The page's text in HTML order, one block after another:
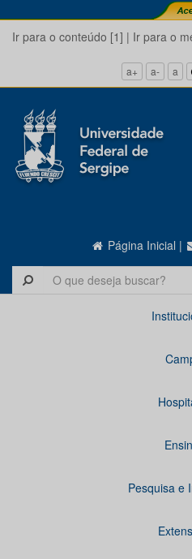
Ir para o conteúdo [1] | Ir para o
a+ a- a
Página Inicial |
Pesquisa e